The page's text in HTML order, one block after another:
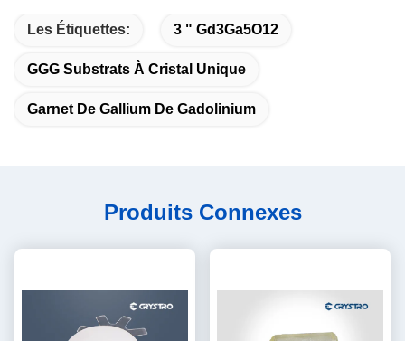
Les Étiquettes: 3 " Gd3Ga5O12
GGG Substrats À Cristal Unique
Garnet De Gallium De Gadolinium
Produits Connexes